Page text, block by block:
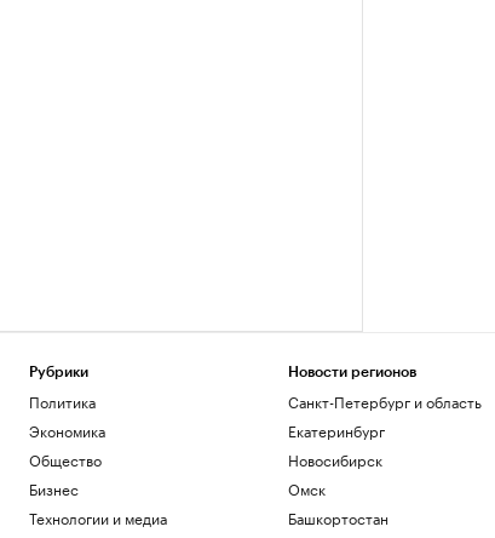
Рубрики
Политика
Экономика
Общество
Бизнес
Технологии и медиа
Новости регионов
Санкт-Петербург и область
Екатеринбург
Новосибирск
Омск
Башкортостан